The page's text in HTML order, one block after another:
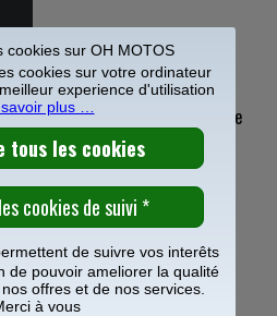
49€
et Housses de selle Step de selle
DE PRODUIT>>>
SONT EN COURS DE
cookies sur votre ordinateur
experience d'utilisation
plus …
de suivre vos interêts
de pouvoir ameliorer la qualité
offres et de nos services.
à vous